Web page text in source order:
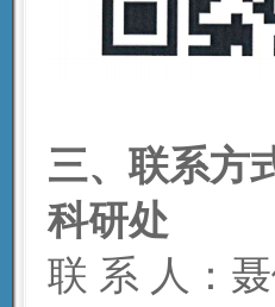
三、联系方
科研处
联 系 人：